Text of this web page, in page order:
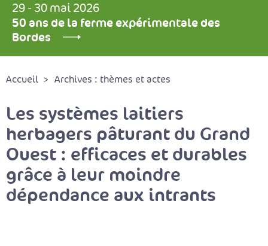
29 - 30 mai 2026
50 ans de la ferme expérimentale des
Bordes
Accueil Archives : thèmes et actes
Les systèmes laitiers
herbagers pâturant du Grand
Ouest : efficaces et durables
grâce à leur moindre
dépendance aux intrants